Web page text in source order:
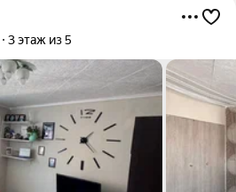
3 этаж из 5